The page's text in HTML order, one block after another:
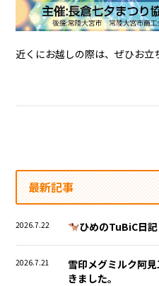
近くにお越しの際は、ぜひお立
最新記事
2026.7.22 ひめのTuBiC日記
2026.7.21
雪印メグミルク阿
きました。